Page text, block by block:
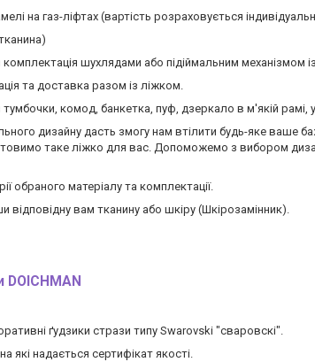
на газ-ліфтах (вартість розраховується
шухлядами або підіймальним механізмом
та доставка разом із ліжком.
комод, банкетка, пуф, дзеркало в м'якій рамі,
дизайну дасть змогу нам втілити будь-яке ваше
таке ліжко для вас. Допоможемо з вибором
обраного матеріалу та комплектації.
вам тканину або шкіру (Шкірозамінник).
ґудзики стрази типу Swarovski "сваровскі".
які надається сертифікат якості.